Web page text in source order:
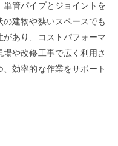
管パイプとジョイントを
建物や狭いスペースでも
があり、コストパフォーマ
や改修工事で広く利用さ
効率的な作業をサポート